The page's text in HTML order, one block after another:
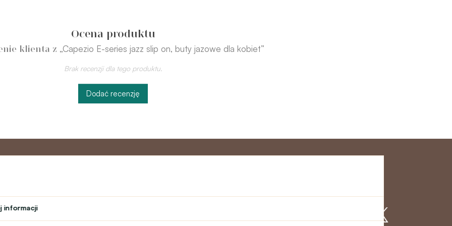
informacji
Ocena produktu
klienta z „Capezio E-series jazz slip on, buty jazowe dla kobiet”
Brak recenzji dla tego produktu.
Dodać recenzję
partnerski
Program lojalnościowy
text_faq